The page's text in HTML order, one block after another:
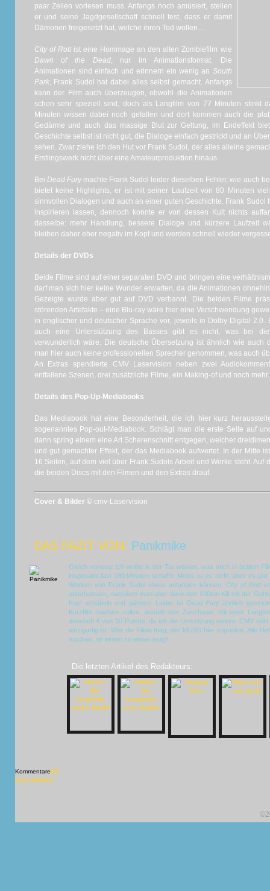
paar Zeilen vorlesen muss. Anfangs noch amüsiert, stellen
er und seine Jagdgesellschaft schnell fest, dass er damit
Dämonen freigesetzt hat, welche ihren Tod wollen…
City of Rottist eine Hommage an den alten Zombiefilm wie
Dawn of the Dead, nur im Animationsformat. Die
Animationen sind einfach und erinnern ein wenig an South
Park, Frank Sudol hat dabei alles selbst gemacht. Anfangs
kann der Film auch überzeugen, obwohl die Animationen
schon sehr speziell sind, doch als Langfilm von 77 Minuten stinkt
Minuten wissen dabei noch gefallen und dort kommen auch die
Gedärme und auch das massige Blut zur Geltung, im Endeffekt
Geschichte selbst ist nicht gut, die Dialoge einfach gestrickt und an
sehen. Zwar ziehe ich den Hut vor Frank Sudol, der alles alleine
Erstlingswerk nicht über eine Amateurproduktion hinaus.
Bei Dead Furymachte Frank Sudol leider dieselben Fehler, wie auch
bietet keine Highlights, er ist mit seiner Laufzeit von 80 Minuten
sinnvollen Dialogen und auch an einer guten Geschichte. Frank Sudol
inspirieren lassen, dennoch konnte er von dessen Kult nichts
dasselbe: mehr Handlung, bessere Dialoge und kürzere Laufzeit
bleiben daher eher negativ im Kopf und werden schnell wieder
Details der DVDs
Beide Filme sind auf einer separaten DVD und bringen eine
darf man sich hier keine Wunder erwarten, da die Animationen
Gezeigte wurde aber gut auf DVD verbannt. Die beiden Filme
störenden Artefakte – eine Blu-ray wäre hier eine Verschwendung
in englischer und deutscher Sprache vor, jeweils in Dolby Digital 2.0.
auch eine Unterstützung des Basses gibt es nicht, was bei
verwunderlich wäre. Die deutsche Übersetzung ist ähnlich wie auch
man hier auch keine professionellen Sprecher genommen, was auch
An Extras spendierte CMV Laservision neben zwei
entfallene Szenen, drei zusätzliche Filme, ein Making-of und noch mehr.
Details des Pop-Up-Mediabooks
Das Mediabook hat eine Besonderheit, die ich hier kurz
sogenanntes Pop-out-Mediabook. Schlägt man die erste Seite auf
dann spring einem eine Art Scherenschnitt entgegen, welcher
und gut gemachter Effekt, der das Mediabook aufwertet. In der Mitte
16 Seiten, auf dem viel über Frank Sudols Arbeit und Werke steht. Auf
die beiden Discs mit den Filmen und den Extras drauf.
Cover & Bilder © cmv-Laservision
DAS FAZIT VON: Panikmike
Gleich vorweg: ich wollte in der Tat wissen, was mich in beiden
insgesamt fast 160 Minuten schaffe. Meins ist es nicht, aber es
Werken von Frank Sudol etwas anfangen können. City of Rott
unterhaltsam, nachdem man aber dann den 100ten Kill mit der
Kopf schütteln und gähnen. Leider ist Dead Furyähnlich
Kurzfilm machen sollen, anstatt den Zuschauer mit einer
dennoch 4 von 10 Punkte, da ich die Umsetzung seitens CMV
einzigartig ist. Wer die Filme mag, der MUSS hier zugreifen. Alle
machen, ob einem so etwas taugt!
Die letzten Artikel des Redakteurs:
Kommentare[X]
[X] schließen